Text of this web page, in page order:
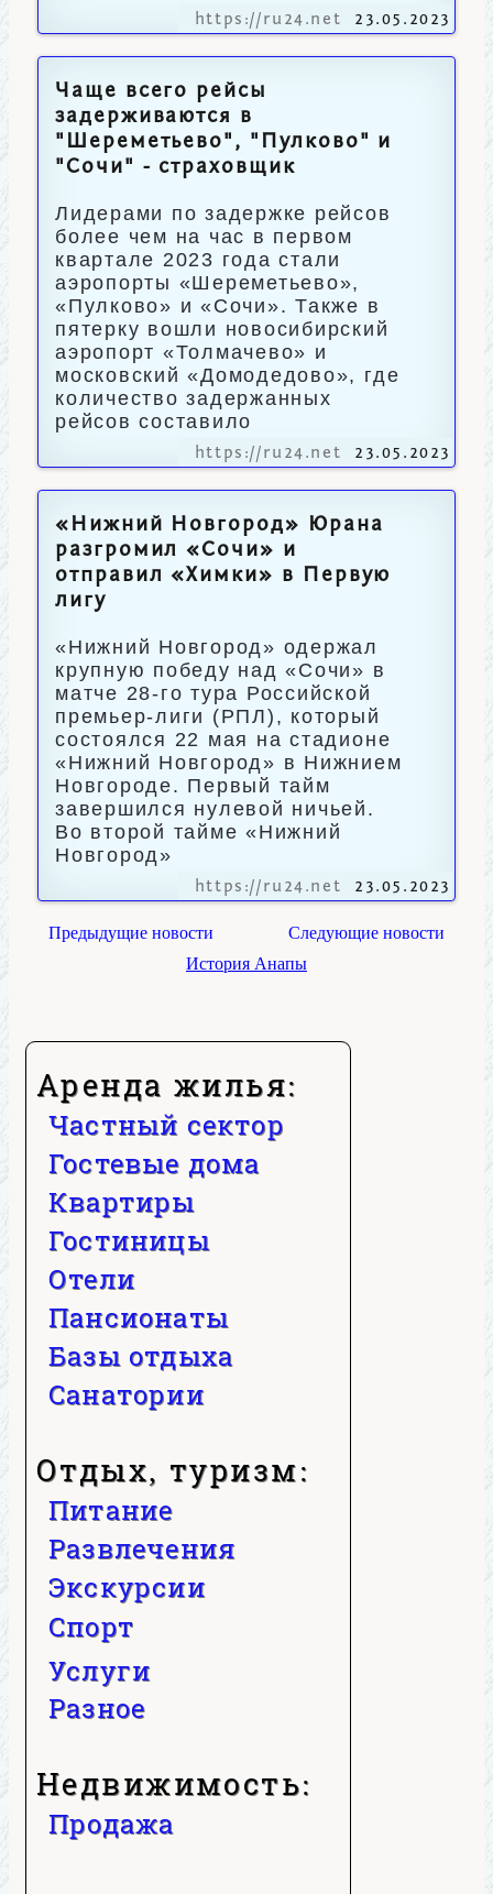
Аренда жилья:
Частный сектор
Гостевые дома
Квартиры
Гостиницы
Отели
Пансионаты
Базы отдыха
Санатории
Отдых, туризм:
Питание
Развлечения
Экскурсии
Спорт
Услуги
Разное
Недвижимость:
Продажа
https://ru24.net 23.05.2023
Чаще всего рейсы
задерживаются в
"Шереметьево", "Пулково" и
"Сочи" - страховщик
Лидерами по задержке рейсов
более чем на час в первом
квартале 2023 года стали
аэропорты «Шереметьево»,
«Пулково» и «Сочи». Также в
пятерку вошли новосибирский
аэропорт «Толмачево» и
московский «Домодедово», где
количество задержанных
рейсов составило
https://ru24.net 23.05.2023
«Нижний Новгород» Юрана
разгромил «Сочи» и
отправил «Химки» в Первую
лигу
«Нижний Новгород» одержал
крупную победу над «Сочи» в
матче 28-го тура Российской
премьер-лиги (РПЛ), который
состоялся 22 мая на стадионе
«Нижний Новгород» в Нижнием
Новгороде. Первый тайм
завершился нулевой ничьей.
Во второй тайме «Нижний
Новгород»
https://ru24.net 23.05.2023
Предыдущие новости
Следующие новости
История Анапы